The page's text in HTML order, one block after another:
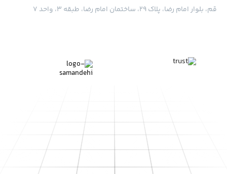
قم، بلوار امام رضا، پلاک ۲۹، ساختمان امام رضا، طبقه ۳، واحد ۷